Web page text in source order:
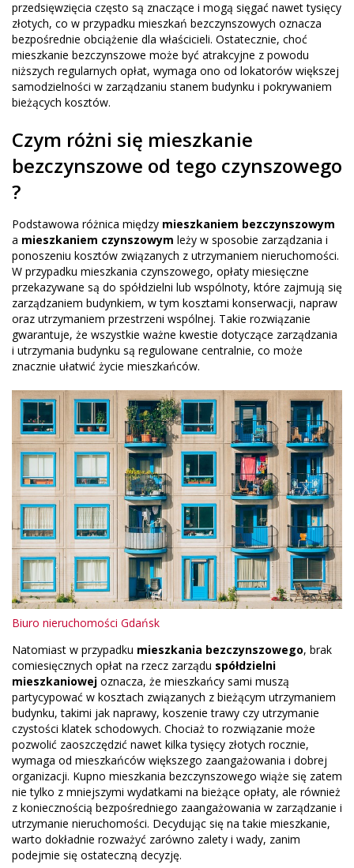
przedsięwzięcia często są znaczące i mogą sięgać nawet tysięcy
złotych, co w przypadku mieszkań bezczynszowych oznacza
bezpośrednie obciążenie dla właścicieli. Ostatecznie, choć
mieszkanie bezczynszowe może być atrakcyjne z powodu
niższych regularnych opłat, wymaga ono od lokatorów większej
samodzielności w zarządzaniu stanem budynku i pokrywaniem
bieżących kosztów.
Czym różni się mieszkanie
bezczynszowe od tego czynszowego
?
Podstawowa różnica między mieszkaniem bezczynszowym
a mieszkaniem czynszowym leży w sposobie zarządzania i
ponoszeniu kosztów związanych z utrzymaniem nieruchomości.
W przypadku mieszkania czynszowego, opłaty miesięczne
przekazywane są do spółdzielni lub wspólnoty, które zajmują się
zarządzaniem budynkiem, w tym kosztami konserwacji, napraw
oraz utrzymaniem przestrzeni wspólnej. Takie rozwiązanie
gwarantuje, że wszystkie ważne kwestie dotyczące zarządzania
i utrzymania budynku są regulowane centralnie, co może
znacznie ułatwić życie mieszkańców.
Biuro nieruchomości Gdańsk
Natomiast w przypadku mieszkania bezczynszowego, brak
comiesięcznych opłat na rzecz zarządu spółdzielni
mieszkaniowej oznacza, że mieszkańcy sami muszą
partycypować w kosztach związanych z bieżącym utrzymaniem
budynku, takimi jak naprawy, koszenie trawy czy utrzymanie
czystości klatek schodowych. Chociaż to rozwiązanie może
pozwolić zaoszczędzić nawet kilka tysięcy złotych rocznie,
wymaga od mieszkańców większego zaangażowania i dobrej
organizacji. Kupno mieszkania bezczynszowego wiąże się zatem
nie tylko z mniejszymi wydatkami na bieżące opłaty, ale również
z koniecznością bezpośredniego zaangażowania w zarządzanie i
utrzymanie nieruchomości. Decydując się na takie mieszkanie,
warto dokładnie rozważyć zarówno zalety i wady, zanim
podejmie się ostateczną decyzję.